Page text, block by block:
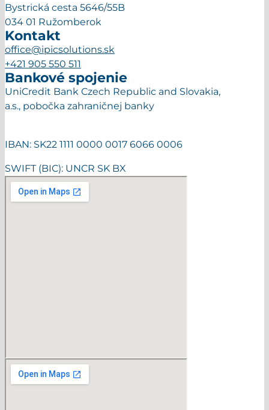
Bystrická cesta 5646/55B
034 01 Ružomberok
Kontakt
office@ipicsolutions.sk
+421 905 550 511
Bankové spojenie
UniCredit Bank Czech Republic and Slovakia,
a.s., pobočka zahraničnej banky
IBAN: SK22 1111 0000 0017 6066 0006
SWIFT (BIC): UNCR SK BX